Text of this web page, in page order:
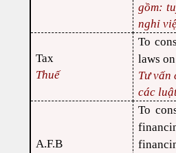
gồm:
nghỉ
Tax
Thuế
To
laws
Tư vấn
các
A.F.B
To